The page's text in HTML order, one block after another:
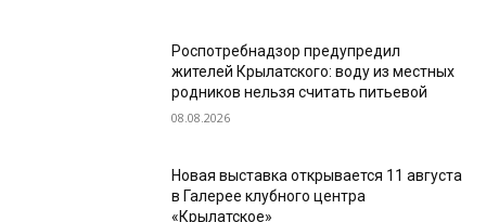
Роспотребнадзор предупредил
жителей Крылатского: воду из местных
родников нельзя считать питьевой
08.08.2026
Новая выставка открывается 11 августа
в Галерее клубного центра
«Крылатское»